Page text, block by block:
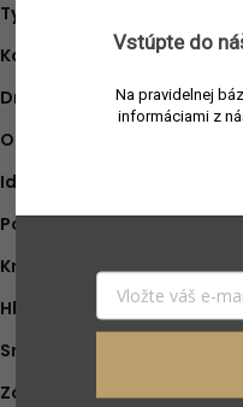
Typ produktu
Koncentrácia:
Druh vône
Objem náplne
Ideálne na obdobie
Pohlavie
Krajina pôvodu:
Hlava
Srdce
Základ
Vstúpte do
Na pravidelnej
informáciami z